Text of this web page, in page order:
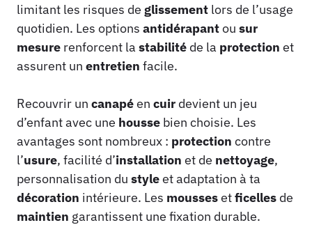
limitant les risques de glissement lors de l’usage
quotidien. Les options antidérapantou sur
mesure renforcent la stabilité de la protection et
assurent un entretien facile.
Recouvrir un canapéen cuir devient un jeu
d’enfant avec une housse bien choisie. Les
avantages sont nombreux : protection contre
l’usure, facilité d’installation et de nettoyage,
personnalisation du styleet adaptation à ta
décoration intérieure. Les moussesetficelles de
maintien garantissent une fixation durable.